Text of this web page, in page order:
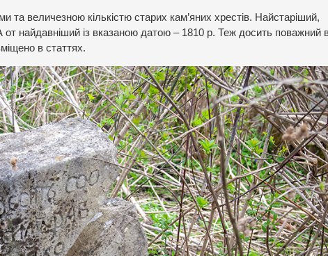
та величезною кількістю старих кам’яних хрестів. Найстаріший,
от найдавніший із вказаною датою – 1810 р. Теж досить поважний
в статтях.